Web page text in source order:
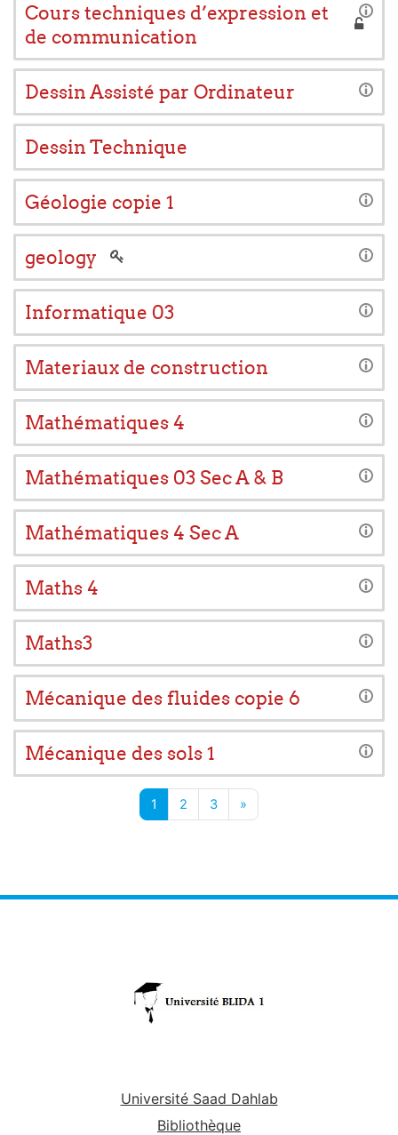
Cours techniques d’expression et
de communication
Dessin Assisté par Ordinateur
Dessin Technique
Géologie copie 1
geology
Informatique 03
Materiaux de construction
Mathématiques 4
Mathématiques 03 Sec A & B
Mathématiques 4 Sec A
Maths 4
Maths3
Mécanique des fluides copie 6
Mécanique des sols 1
1 Page 1
2 Page 2
3Page 3
»
Université Saad Dahlab
Bibliothèque